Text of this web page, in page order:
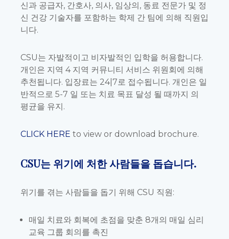
신과 공급자, 간호사, 의사, 임상의, 동료 전문가 및 정
신 건강 기술자를 포함하는 학제 간 팀에 의해 직원입
니다.
CSU는 자발적이고 비자발적인 입학을 허용합니다.
개인은 지역 4 지역 커뮤니티 서비스 위원회에 의해
추천됩니다. 입장료는 24|7로 접수됩니다. 개인은 일
반적으로 5-7 일 또는 치료 목표 달성 될 때까지 의
평균을 유지.
CLICK HERE to view or download brochure.
CSU는 위기에 처한 사람들을 돕습니다.
위기를 겪는 사람들을 돕기 위해 CSU 직원:
매일 치료와 회복에 초점을 맞춘 8개의 매일 심리
교육 그룹 회의를 촉진